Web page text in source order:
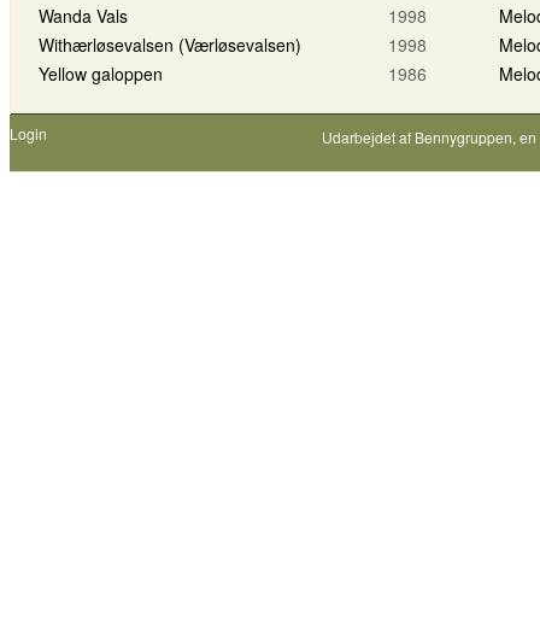
Wanda Vals
1998
Withærløsevalsen (Værløsevalsen)
1998
Yellow galoppen
1986
Login Udarbejdet af Bennygruppen,